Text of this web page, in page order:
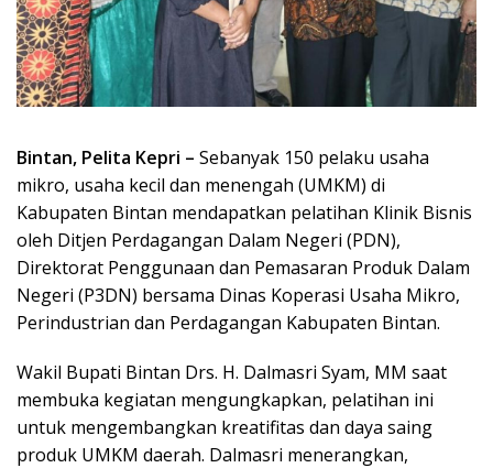
Bintan, Pelita Kepri – Sebanyak 150 pelaku usaha
mikro, usaha kecil dan menengah (UMKM) di
Kabupaten Bintan mendapatkan pelatihan Klinik Bisnis
oleh Ditjen Perdagangan Dalam Negeri (PDN),
Direktorat Penggunaan dan Pemasaran Produk Dalam
Negeri (P3DN) bersama Dinas Koperasi Usaha Mikro,
Perindustrian dan Perdagangan Kabupaten Bintan.
Wakil Bupati Bintan Drs. H. Dalmasri Syam, MM saat
membuka kegiatan mengungkapkan, pelatihan ini
untuk mengembangkan kreatifitas dan daya saing
produk UMKM daerah. Dalmasri menerangkan,